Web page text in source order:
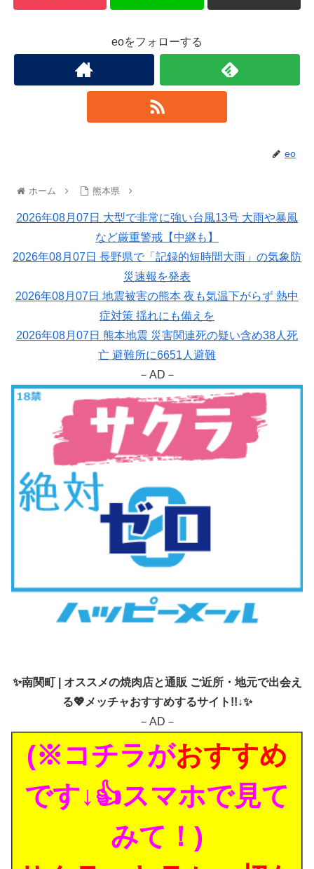
eoをフォローする
eo
ホーム 熊本県
2026年08月07日 大型で非常に強い台風13号 大雨や暴風
など厳重警戒【中継も】
2026年08月07日 長野県で「記録的短時間大雨」の気象防
災速報を発表
2026年08月07日 地震被害の熊本 夜も気温下がらず 熱中
症対策 揺れにも備えを
2026年08月07日 熊本地震 災害関連死の疑い含め38人死
亡 避難所に6651人避難
－AD－
✨南関町 | オススメの焼肉店と通販 ご近所・地元で出会え
る💖メッチャおすすめするサイト!!↓✨
－AD－
(※コチラがおすすめ
です↓👍スマホで見て
みて！)